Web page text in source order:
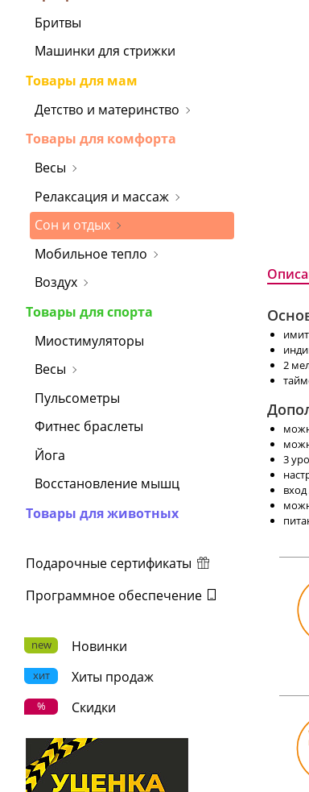
Бритвы
Машинки для стрижки
Товары для мам
Детство и материнство
Товары для комфорта
Весы
Релаксация и массаж
Сон и отдых
Мобильное тепло
Воздух
Товары для спорта
Миостимуляторы
Весы
Пульсометры
Фитнес браслеты
Йога
Восстановление мышц
Товары для животных
Подарочные сертификаты
Программное обеспечение
new Новинки
хит Хиты продаж
% Скидки
2
3